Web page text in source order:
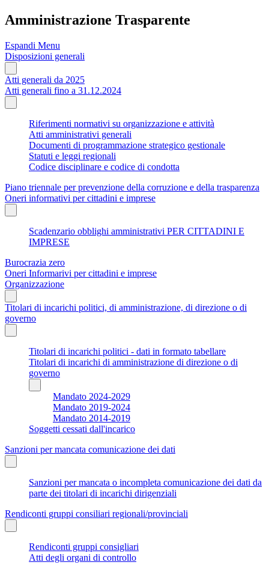
Amministrazione Trasparente
Espandi Menu
Disposizioni generali
Atti generali da 2025
Atti generali fino a 31.12.2024
Riferimenti normativi su organizzazione e attività
Atti amministrativi generali
Documenti di programmazione strategico gestionale
Statuti e leggi regionali
Codice disciplinare e codice di condotta
Piano triennale per prevenzione della corruzione e della trasparenza
Oneri informativi per cittadini e imprese
Scadenzario obblighi amministrativi PER CITTADINI E
IMPRESE
Burocrazia zero
Oneri Informarivi per cittadini e imprese
Organizzazione
Titolari di incarichi politici, di amministrazione, di direzione o di
governo
Titolari di incarichi politici - dati in formato tabellare
Titolari di incarichi di amministrazione di direzione o di
governo
Mandato 2024-2029
Mandato 2019-2024
Mandato 2014-2019
Soggetti cessati dall'incarico
Sanzioni per mancata comunicazione dei dati
Sanzioni per mancata o incompleta comunicazione dei dati da
parte dei titolari di incarichi dirigenziali
Rendiconti gruppi consiliari regionali/provinciali
Rendiconti gruppi consigliari
Atti degli organi di controllo